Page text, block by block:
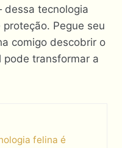
dessa tecnologia
Pegue seu
comigo descobrir o
transformar a
felina é